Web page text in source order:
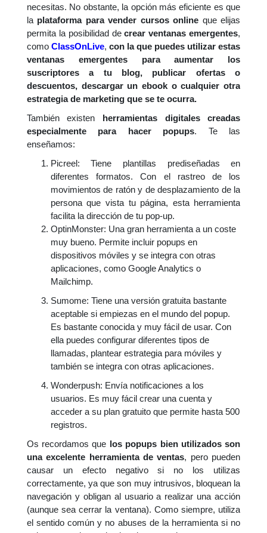
necesitas. No obstante, la opción más eficiente es que
la plataforma para vender cursos online que elijas
permita la posibilidad decrear ventanas emergentes,
como ClassOnLive, con la que puedes utilizar estas
ventanas emergentes para aumentar los
suscriptores a tu blog, publicar ofertas o
descuentos, descargar un ebook o cualquier otra
estrategia de marketing que se te ocurra.
También existen herramientas digitales creadas
especialmente para hacer popups. Te las
enseñamos:
Picreel: Tiene plantillas prediseñadas en
diferentes formatos. Con el rastreo de los
movimientos de ratón y de desplazamiento de la
persona que vista tu página, esta herramienta
facilita la dirección de tu pop-up.
OptinMonster: Una gran herramienta a un coste
muy bueno. Permite incluir popups en
dispositivos móviles y se integra con otras
aplicaciones, como Google Analytics o
Mailchimp.
Sumome: Tiene una versión gratuita bastante
aceptable si empiezas en el mundo del popup.
Es bastante conocida y muy fácil de usar. Con
ella puedes configurar diferentes tipos de
llamadas, plantear estrategia para móviles y
también se integra con otras aplicaciones.
Wonderpush: Envía notificaciones a los
usuarios. Es muy fácil crear una cuenta y
acceder a su plan gratuito que permite hasta 500
registros.
Os recordamos que los popups bien utilizados son
una excelente herramienta de ventas, pero pueden
causar un efecto negativo si no los utilizas
correctamente, ya que son muy intrusivos, bloquean la
navegación y obligan al usuario a realizar una acción
(aunque sea cerrar la ventana). Como siempre, utiliza
el sentido común y no abuses de la herramienta si no